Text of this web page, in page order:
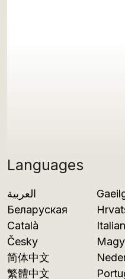
Languages
العربية
Беларуская
Català
Česky
简体中文
繁體中文